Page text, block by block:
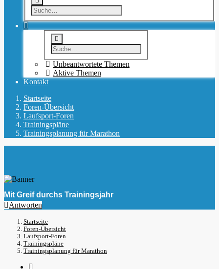
Unbeantwortete Themen
Aktive Themen
Kontakt
Startseite
Foren-Übersicht
Laufsport-Foren
Trainingspläne
Trainingsplanung für Marathon
Mit Greif durchs Trainingsjahr
Antworten
Startseite
Foren-Übersicht
Laufsport-Foren
Trainingspläne
Trainingsplanung für Marathon